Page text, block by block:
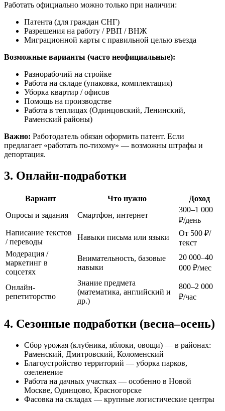
Работать официально можно только при наличии:
Патента (для граждан СНГ)
Разрешения на работу / РВП / ВНЖ
Миграционной карты с правильной целью въезда
Возможные варианты (часто неофициальные):
Разнорабочий на стройке
Работа на складе (упаковка, комплектация)
Уборка квартир / офисов
Помощь на производстве
Работа в теплицах (Одинцовский, Ленинский,
Раменский районы)
Важно: Работодатель обязан оформить патент. Если
предлагает «работать по-тихому» — возможны штрафы и
депортация.
3. Онлайн-подработки
Вариант Что нужно
Доход
Опросы и задания
Смартфон, интернет
300–1 000
₽/день
Написание текстов
/ переводы
Навыки письма или языки
От 500 ₽/
текст
Модерация /
маркетинг в
соцсетях
Внимательность, базовые
навыки
20 000–40
000 ₽/мес
Онлайн-
репетиторство
Знание предмета
(математика, английский и
др.)
800–2 000
₽/час
4. Сезонные подработки (весна–осень)
Сбор урожая (клубника, яблоки, овощи) — в районах:
Раменский, Дмитровский, Коломенский
Благоустройство территорий — уборка парков,
озеленение
Работа на дачных участках — особенно в Новой
Москве, Одинцово, Красногорске
Фасовка на складах — крупные логистические центры